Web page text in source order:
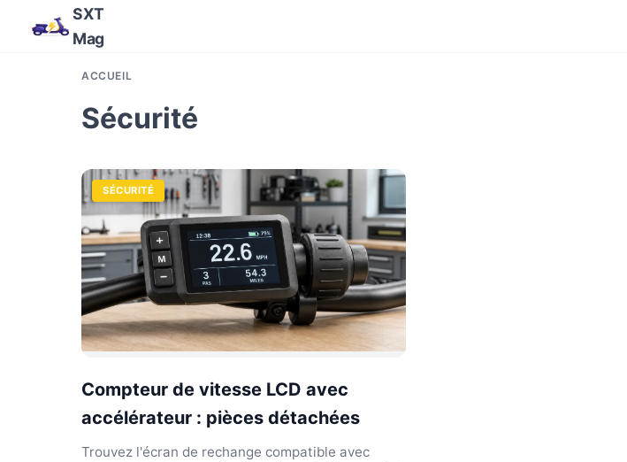
SXT
Mag
ACCUEIL
Sécurité
SÉCURITÉ
Compteur de vitesse LCD avec
accélérateur : pièces détachées
Trouvez l'écran de rechange compatible avec